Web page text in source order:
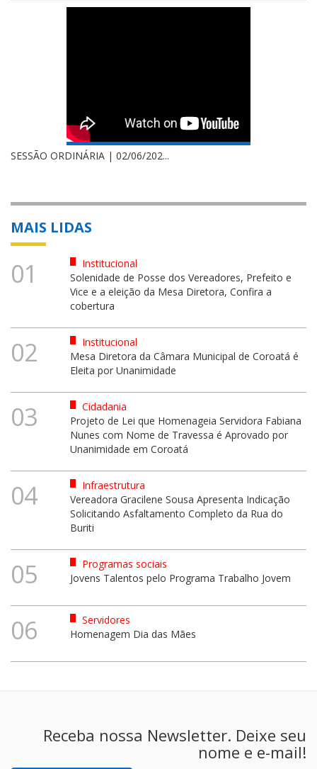
SESSÃO ORDINÁRIA | 02/06/202...
MAIS LIDAS
01
Institucional
Solenidade de Posse dos Vereadores, Prefeito e
Vice e a eleição da Mesa Diretora, Confira a
cobertura
02
Institucional
Mesa Diretora da Câmara Municipal de Coroatá é
Eleita por Unanimidade
03
Cidadania
Projeto de Lei que Homenageia Servidora Fabiana
Nunes com Nome de Travessa é Aprovado por
Unanimidade em Coroatá
04
Infraestrutura
Vereadora Gracilene Sousa Apresenta Indicação
Solicitando Asfaltamento Completo da Rua do
Buriti
05
Programas sociais
Jovens Talentos pelo Programa Trabalho Jovem
06
Servidores
Homenagem Dia das Mães
Receba nossa Newsletter. Deixe seu
nome e e-mail!